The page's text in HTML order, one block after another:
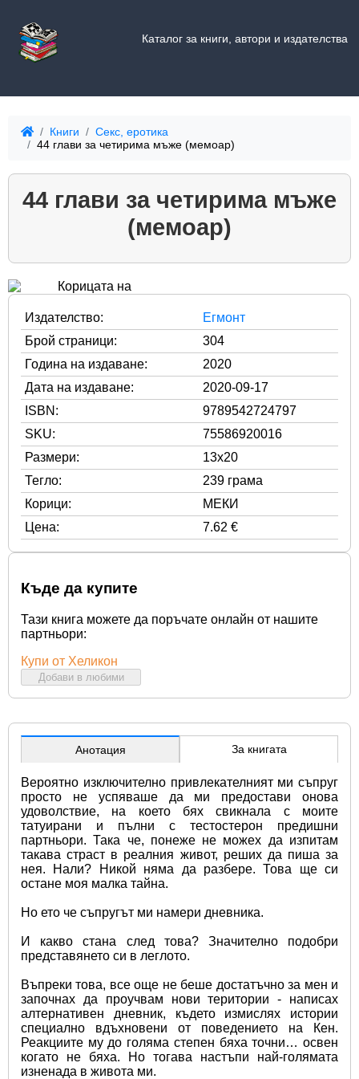
Каталог за книги, автори и издателства
Книги
Секс, еротика
44 глави за четирима мъже (мемоар)
44 глави за четирима мъже
(мемоар)
Издателство:
Егмонт
Брой страници:
304
Година на издаване:
2020
Дата на издаване:
2020-09-17
ISBN:
9789542724797
SKU:
75586920016
Размери:
13x20
Тегло:
239 грама
Корици:
МЕКИ
Цена:
7.62 €
Къде да купите
Тази книга можете да поръчате онлайн от нашите
партньори:
Купи от Хеликон
Добави в любими
Анотация За книгата
Вероятно изключително привлекателният ми съпруг
просто не успяваше да ми предостави онова
удоволствие, на което бях свикнала с моите
татуирани и пълни с тестостерон предишни
партньори. Така че, понеже не можех да изпитам
такава страст в реалния живот, реших да пиша за
нея. Нали? Никой няма да разбере. Това ще си
остане моя малка тайна.
Но ето че съпругът ми намери дневника.
И какво стана след това? Значително подобри
представянето си в леглото.
Въпреки това, все още не беше достатъчно за мен и
започнах да проучвам нови територии - написах
алтернативен дневник, където измислях истории
специално вдъхновени от поведението на Кен.
Реакциите му до голяма степен бяха точни… освен
когато не бяха. Но тогава настъпи най-голямата
изненада в живота ми.